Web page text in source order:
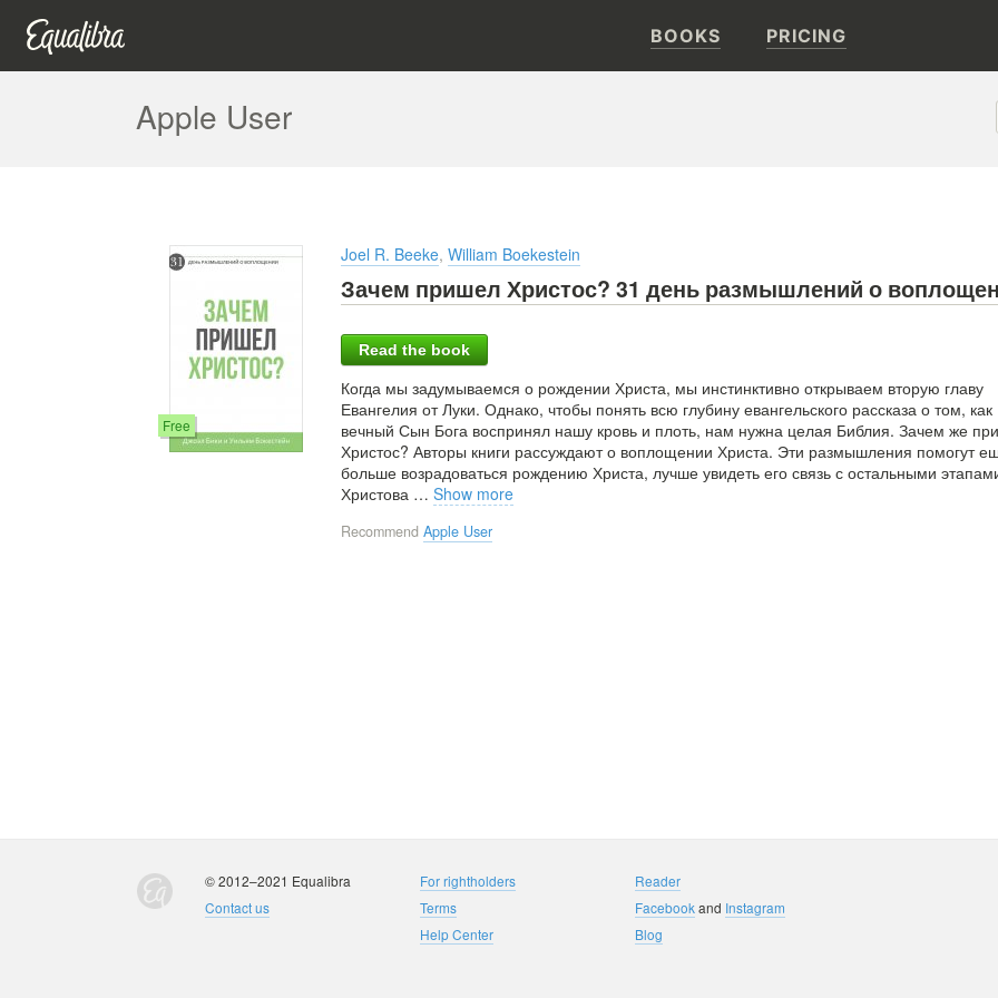
BOOKS PRICING
Apple User
Free
Joel R. Beeke, William Boekestein
Зачем пришел Христос? 31 день размышлений о
Read the book
Когда мы задумываемся о рождении Христа, мы инстинктивно открываем вторую главу
Евангелия от Луки. Однако, чтобы понять всю глубину евангельского рассказа о том, как
вечный Сын Бога воспринял нашу кровь и плоть, нам нужна целая Библия. Зачем же
Христос? Авторы книги рассуждают о воплощении Христа. Эти размышления помогут
больше возрадоваться рождению Христа, лучше увидеть его связь с остальными
Христова … Show more
Recommend Apple User
© 2012–2021 Equalibra
Contact us
For rightholders
Terms
Help Center
Reader
Facebookand Instagram
Blog